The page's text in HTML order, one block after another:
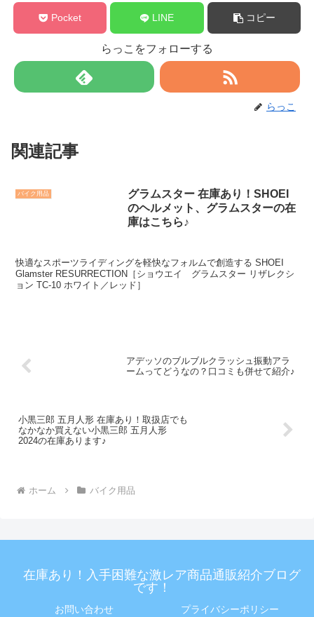
Pocket LINE コピー
らっこをフォローする
らっこ
関連記事
バイク用品
グラムスター 在庫あり！SHOEI
のヘルメット、グラムスターの在
庫はこちら♪
快適なスポーツライディングを軽快なフォルムで創造する SHOEI
Glamster RESURRECTION［ショウエイ グラムスター リザレクシ
ョン TC-10 ホワイト／レッド］
アデッソのブルブルクラッシュ振動アラ
ームってどうなの？口コミも併せて紹介♪
小黒三郎 五月人形 在庫あり！取扱店でも
なかなか買えない小黒三郎 五月人形
2024の在庫あります♪
ホーム バイク用品
在庫あり！入手困難な激レア商品通販紹介ブログ
です！
お問い合わせ プライバシーポリシー